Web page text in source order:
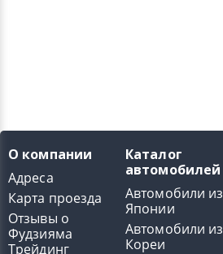
О компании
Адреса
Карта проезда
Отзывы о
Фудзияма
Трейдинг
Каталог
автомобилей
Автомобили из
Японии
Автомобили из
Кореи